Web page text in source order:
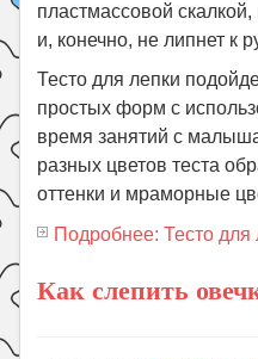
пластмассовой скалкой,
и, конечно, не липнет к
Тесто для лепки
простых форм с
время занятий с
разных цветов теста
оттенки и мраморные
Подробнее: Тесто для
Как слепить